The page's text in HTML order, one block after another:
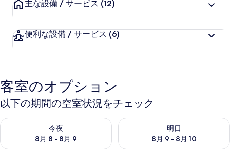
主な設備 / サービス (12)
便利な設備 / サービス (6)
客室のオプション
以下の期間の空室状況をチェック
今夜
8月 8 - 8月 9
今夜 8月 8 - 8月 9 の空室状況をチェック
明日
8月 9 - 8月 10
明日 8月 9 - 8月 10 の空室状